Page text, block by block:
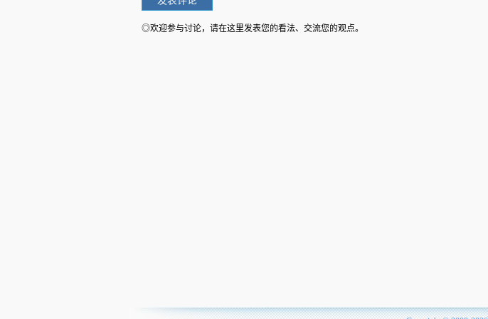
◎欢迎参与讨论，请在这里发表您的看法、交流您的观点。